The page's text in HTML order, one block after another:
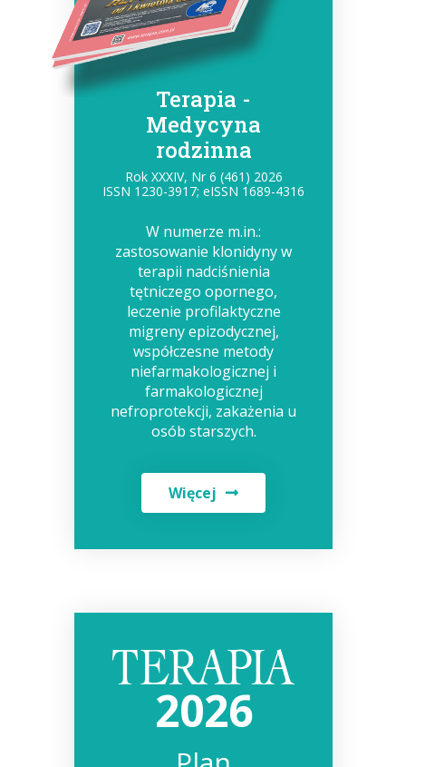
Terapia -
Medycyna
rodzinna
Rok XXXIV, Nr 6 (461) 2026
ISSN 1230-3917; eISSN 1689-4316
W numerze m.in.:
zastosowanie klonidyny w
terapii nadciśnienia
tętniczego opornego,
leczenie profilaktyczne
migreny epizodycznej,
współczesne metody
niefarmakologicznej i
farmakologicznej
nefroprotekcji, zakażenia u
osób starszych.
Więcej
2026